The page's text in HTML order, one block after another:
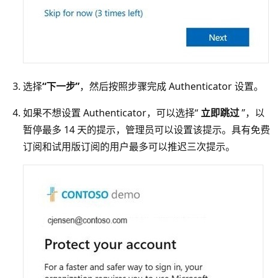
选择“下一步”，然后按照步骤完成 Authenticator 设置。
如果不想设置 Authenticator，可以选择“立即跳过”，以
暂停最多 14 天的提示，管理员可以设置该提示。具有免费
订阅和试用版订阅的用户最多可以推迟三次提示。